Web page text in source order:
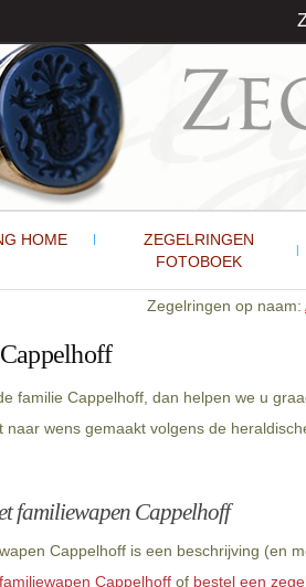
HOME
ZEGELRINGEN
FOTOBOEK
Zegelringen op naam:
familie Cappelhoff, dan helpen we u
naar wens gemaakt volgens de
familiewapen Cappelhoff
Cappelhoff is een beschrijving (en
familiewapen Cappelhoff of bestel een